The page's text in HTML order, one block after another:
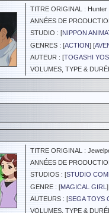
TITRE ORIGINAL : Hunter
ANNÉES DE
STUDIO : [NIPPON
GENRES : [ACTION] [
AUTEUR : [TOGASHI
VOLUMES, TYPE &
TITRE ORIGINAL :
ANNÉES DE
STUDIOS : [STUDIO
GENRE : [MAGICAL GIRL ]
AUTEURS : [SEGA TOYS
VOLUMES, TYPE &